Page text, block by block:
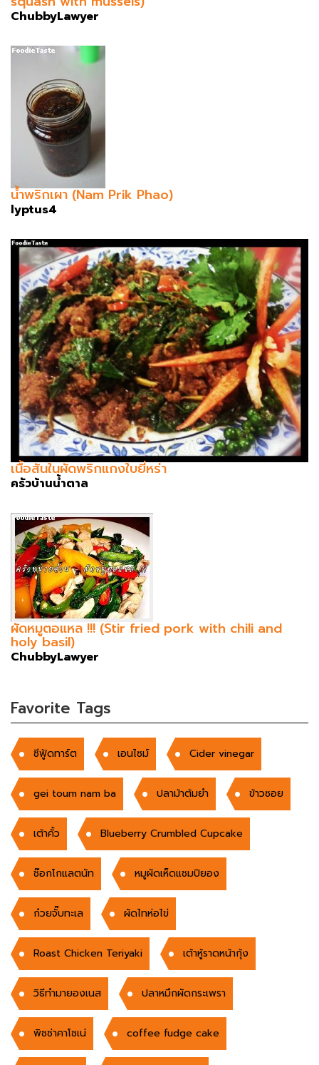
ChubbyLawyer
น้ำพริกเผา (Nam Prik Phao)
lyptus4
เนื้อสันในผัดพริกแกงใบยี่หร่า
ครัวบ้านน้ำตาล
ผัดหมูตอแหล !!! (Stir fried pork with chili and
holy basil)
ChubbyLawyer
Favorite Tags
ซีฟู้ดทาร์ต เอนไซม์ Cider vinegar
gei toum nam ba ปลาม้าต้มยำ ข้าวซอย
เต้าคั้ว Blueberry Crumbled Cupcake
ช๊อกโกแลตนัท หมูผัดเห็ดแชมปิยอง
ก๋วยจั๊บทะเล ผัดไทห่อไข่
Roast Chicken Teriyaki เต้าหู้ราดหน้ากุ้ง
วิธีทำมายองเนส ปลาหมึกผัดกระเพรา
พิซซ่าคาโซเน่ coffee fudge cake